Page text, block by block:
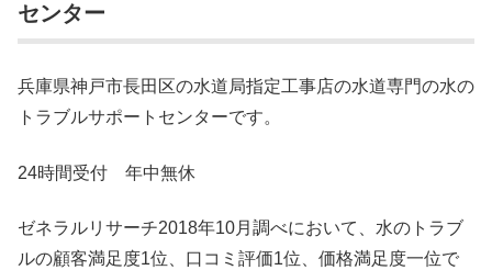
センター
兵庫県神戸市長田区の水道局指定工事店の水道専門の水の
トラブルサポートセンターです。
24時間受付 年中無休
ゼネラルリサーチ2018年10月調べにおいて、水のトラブ
ルの顧客満足度1位、口コミ評価1位、価格満足度一位で